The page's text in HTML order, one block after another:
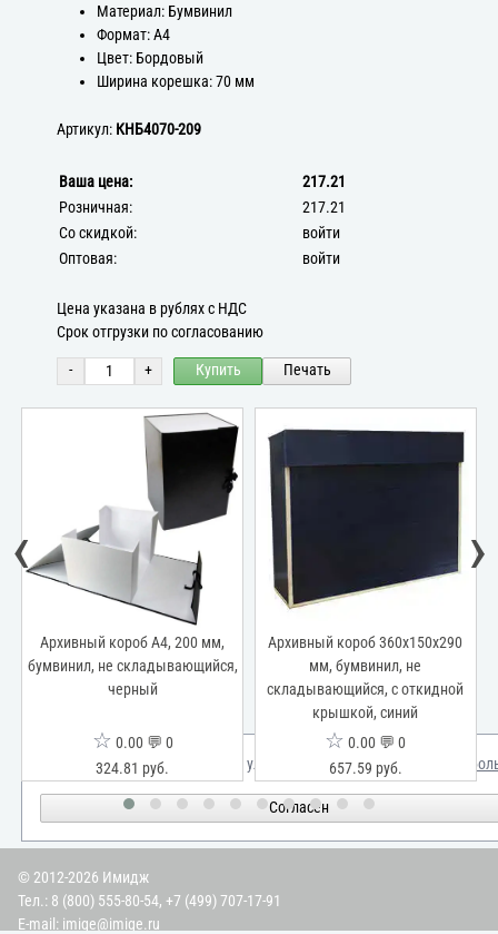
Материал: Бумвинил
Формат: А4
Цвет: Бордовый
Ширина корешка: 70 мм
Артикул: КНБ4070-209
Ваша цена:
217.21
Розничная:
217.21
Со скидкой:
войти
Оптовая:
войти
Цена указана в рублях с НДС
Срок отгрузки по согласованию
- + Купить Печать
Архивный короб А4, 200 мм,
бумвинил, не складывающийся,
черный
☆ 0.00 💬 0
324.81 руб.
Архивный короб 360х150х290
мм, бумвинил, не
складывающийся, с откидной
крышкой, синий
☆ 0.00 💬 0
657.59 руб.
‹ ›
Мы используем куки для улучшения вашего опыта. Узнать
Согласен
© 2012-2026 Имидж
Тел.: 8 (800) 555-80-54, +7 (499) 707-17-91
E-mail: imige@imige.ru